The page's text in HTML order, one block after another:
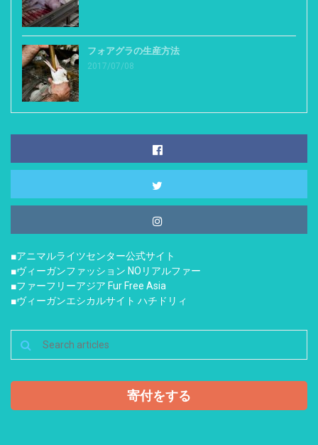
フォアグラの生産方法
2017/07/08
■アニマルライツセンター公式サイト
■ヴィーガンファッション NOリアルファー
■ファーフリーアジア Fur Free Asia
■ヴィーガンエシカルサイト ハチドリィ
寄付をする